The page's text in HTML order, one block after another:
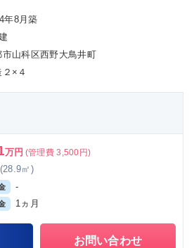
年8月築
市山科区西野大鳥井町
×４
万円 (管理費 3,500円)
㎡)
-
1ヵ月
お問い合わせ